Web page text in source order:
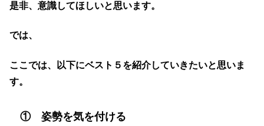
是非、意識してほしいと思います。
では、
ここでは、以下にベスト５を紹介していきたいと思いま
す。
① 姿勢を気を付ける